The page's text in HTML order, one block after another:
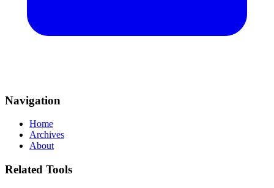
Navigation
Home
Archives
About
Related Tools